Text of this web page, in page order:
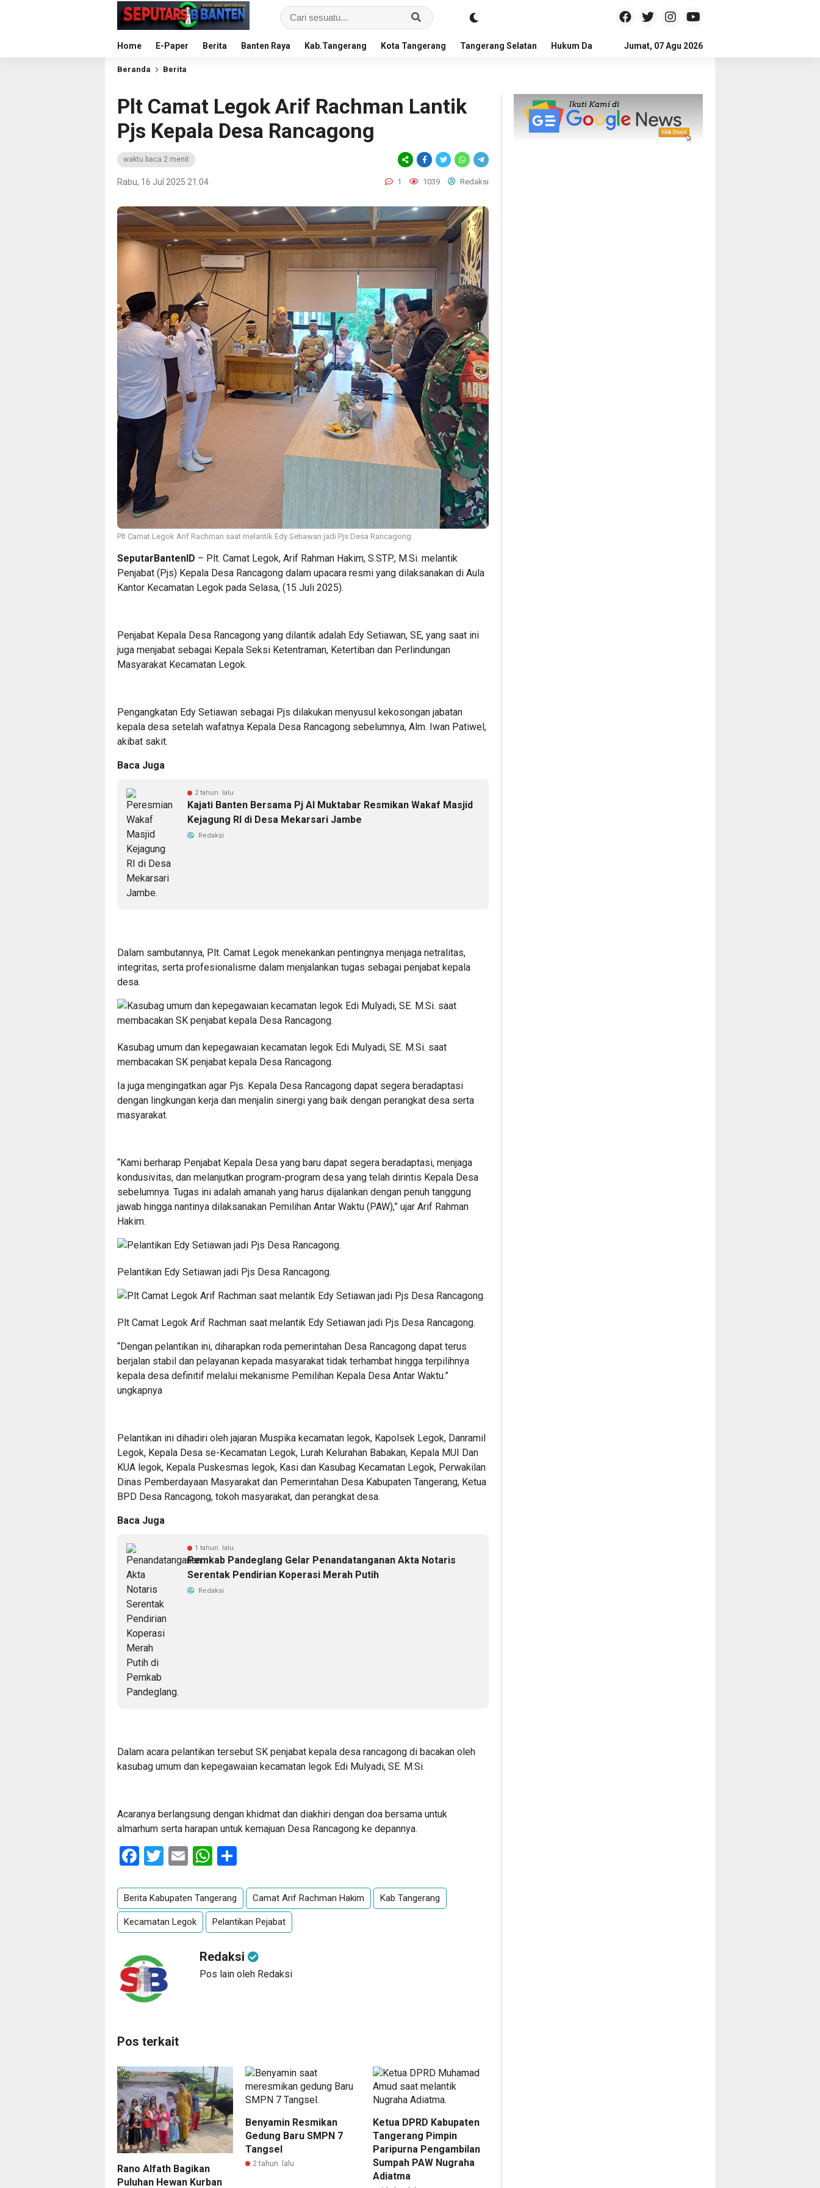
Home E-Paper Berita Banten Raya Kab.Tangerang Kota Tangerang Tangerang Selatan Hukum Dan Kriminal Politik Pendidikan
Jumat, 07 Agu 2026
Beranda Berita
Plt Camat Legok Arif Rachman Lantik
Pjs Kepala Desa Rancagong
waktu baca 2 menit
Rabu, 16 Jul 2025 21:04 1 1039 Redaksi
Plt Camat Legok Arif Rachman saat melantik Edy Setiawan jadi Pjs Desa Rancagong.
SeputarBantenID – Plt. Camat Legok, Arif Rahman Hakim, S.STP., M.Si. melantik
Penjabat (Pjs) Kepala Desa Rancagong dalam upacara resmi yang dilaksanakan di Aula
Kantor Kecamatan Legok pada Selasa, (15 Juli 2025).
Penjabat Kepala Desa Rancagong yang dilantik adalah Edy Setiawan, SE, yang saat ini
juga menjabat sebagai Kepala Seksi Ketentraman, Ketertiban dan Perlindungan
Masyarakat Kecamatan Legok.
Pengangkatan Edy Setiawan sebagai Pjs dilakukan menyusul kekosongan jabatan
kepala desa setelah wafatnya Kepala Desa Rancagong sebelumnya, Alm. Iwan Patiwel,
akibat sakit.
Baca Juga
2 tahun lalu
Kajati Banten Bersama Pj Al Muktabar Resmikan Wakaf Masjid
Kejagung RI di Desa Mekarsari Jambe
Redaksi
Dalam sambutannya, Plt. Camat Legok menekankan pentingnya menjaga netralitas,
integritas, serta profesionalisme dalam menjalankan tugas sebagai penjabat kepala
desa.
Kasubag umum dan kepegawaian kecamatan legok Edi Mulyadi, SE. M.Si. saat
membacakan SK penjabat kepala Desa Rancagong.
Ia juga mengingatkan agar Pjs. Kepala Desa Rancagong dapat segera beradaptasi
dengan lingkungan kerja dan menjalin sinergi yang baik dengan perangkat desa serta
masyarakat.
“Kami berharap Penjabat Kepala Desa yang baru dapat segera beradaptasi, menjaga
kondusivitas, dan melanjutkan program-program desa yang telah dirintis Kepala Desa
sebelumnya. Tugas ini adalah amanah yang harus dijalankan dengan penuh tanggung
jawab hingga nantinya dilaksanakan Pemilihan Antar Waktu (PAW),” ujar Arif Rahman
Hakim.
Pelantikan Edy Setiawan jadi Pjs Desa Rancagong.
Plt Camat Legok Arif Rachman saat melantik Edy Setiawan jadi Pjs Desa Rancagong.
“Dengan pelantikan ini, diharapkan roda pemerintahan Desa Rancagong dapat terus
berjalan stabil dan pelayanan kepada masyarakat tidak terhambat hingga terpilihnya
kepala desa definitif melalui mekanisme Pemilihan Kepala Desa Antar Waktu.”
ungkapnya
Pelantikan ini dihadiri oleh jajaran Muspika kecamatan legok, Kapolsek Legok, Danramil
Legok, Kepala Desa se-Kecamatan Legok, Lurah Kelurahan Babakan, Kepala MUI Dan
KUA legok, Kepala Puskesmas legok, Kasi dan Kasubag Kecamatan Legok, Perwakilan
Dinas Pemberdayaan Masyarakat dan Pemerintahan Desa Kabupaten Tangerang, Ketua
BPD Desa Rancagong, tokoh masyarakat, dan perangkat desa.
Baca Juga
1 tahun lalu
Pemkab Pandeglang Gelar Penandatanganan Akta Notaris
Serentak Pendirian Koperasi Merah Putih
Redaksi
Dalam acara pelantikan tersebut SK penjabat kepala desa rancagong di bacakan oleh
kasubag umum dan kepegawaian kecamatan legok Edi Mulyadi, SE. M.Si.
Acaranya berlangsung dengan khidmat dan diakhiri dengan doa bersama untuk
almarhum serta harapan untuk kemajuan Desa Rancagong ke depannya.
Facebook
Twitter
EmailWhatsApp
Berita Kabupaten Tangerang Camat Arif Rachman Hakim Kab Tangerang
Kecamatan Legok Pelantikan Pejabat
Redaksi
Pos lain oleh Redaksi
Pos terkait
Rano Alfath Bagikan
Puluhan Hewan Kurban
Benyamin Resmikan
Gedung Baru SMPN 7
Tangsel
2 tahun lalu
Ketua DPRD Kabupaten
Tangerang Pimpin
Paripurna Pengambilan
Sumpah PAW Nugraha
Adiatma